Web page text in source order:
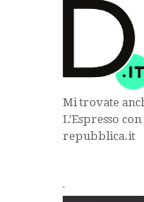
Mi trovate
L'Espresso
repubblica.it
.